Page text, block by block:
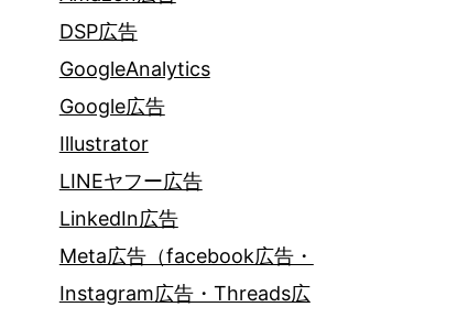
DSP広告
GoogleAnalytics
Google広告
Illustrator
LINEヤフー広告
LinkedIn広告
Meta広告（facebook広告・
Instagram広告・Threads広